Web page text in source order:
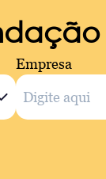
Empresa